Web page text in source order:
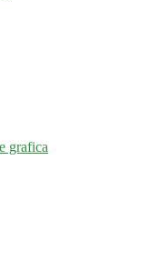
grafica